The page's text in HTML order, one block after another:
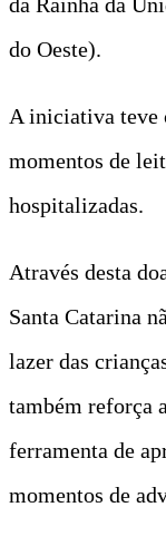
do Oeste).
A iniciativa teve
momentos de
hospitalizadas.
Através desta
Santa Catarina
lazer das
também reforça
ferramenta de
momentos de